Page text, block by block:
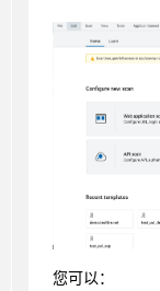
您可以：